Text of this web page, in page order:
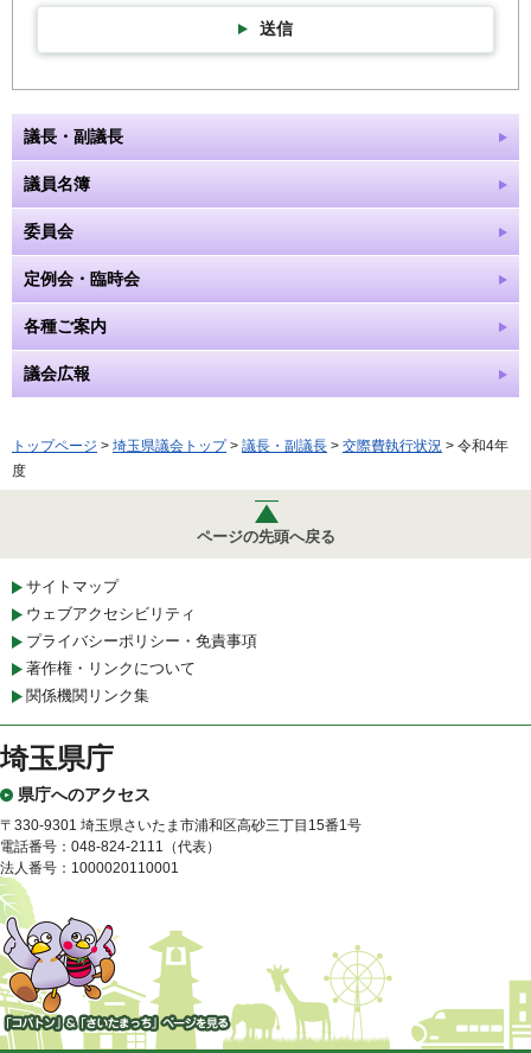
送信
議長・副議長
議員名簿
委員会
定例会・臨時会
各種ご案内
議会広報
トップページ > 埼玉県議会トップ> 議長・副議長 > 交際費執行状況 > 令和4年
度
ページの先頭へ戻る
サイトマップ
ウェブアクセシビリティ
プライバシーポリシー・免責事項
著作権・リンクについて
関係機関リンク集
埼玉県庁
県庁へのアクセス
〒330-9301 埼玉県さいたま市浦和区高砂三丁目15番1号
電話番号：048-824-2111（代表）
法人番号：1000020110001
「コバトン」&「さいたまっ